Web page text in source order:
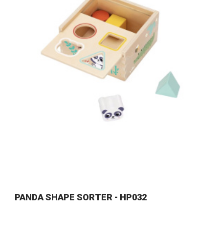
PANDA SHAPE SORTER - HP032